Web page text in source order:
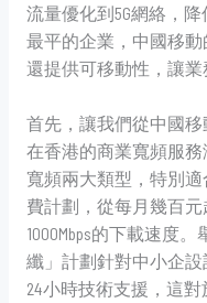
流量優化到5G網絡，
最平的企業，中國移動
還提供可移動性，讓業
首先，讓我們從中國
在香港的商業寬頻服務
寬頻兩大類型，特別
費計劃，從每月幾百元
1000Mbps的下載速度
纖」計劃針對中小企
24小時技術支援，這